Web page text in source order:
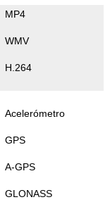
MP4
WMV
H.264
Acelerómetro
GPS
A-GPS
GLONASS